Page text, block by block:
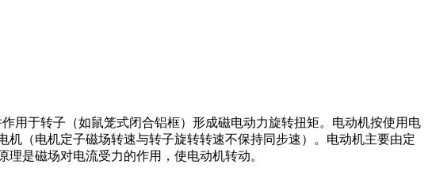
用于转子（如鼠笼式闭合铝框）形成磁电动力旋转扭矩。电动机按使用电
（电机定子磁场转速与转子旋转转速不保持同步速）。电动机主要由定
是磁场对电流受力的作用，使电动机转动。